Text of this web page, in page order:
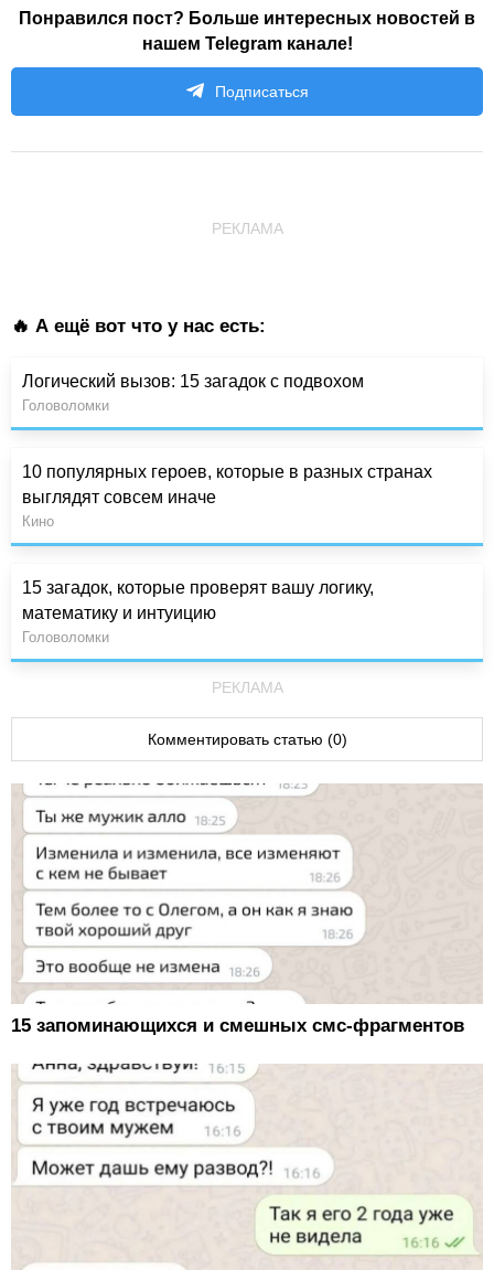
Понравился пост? Больше интересных новостей в
нашем Telegram канале!
Подписаться
РЕКЛАМА
🔥 А ещё вот что у нас есть:
Логический вызов: 15 загадок с подвохом
Головоломки
10 популярных героев, которые в разных странах
выглядят совсем иначе
Кино
15 загадок, которые проверят вашу логику,
математику и интуицию
Головоломки
РЕКЛАМА
Комментировать статью (0)
15 запоминающихся и смешных смс-фрагментов